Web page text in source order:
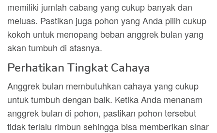
memiliki jumlah cabang yang cukup banyak dan
meluas. Pastikan juga pohon yang Anda pilih cukup
kokoh untuk menopang beban anggrek bulan yang
akan tumbuh di atasnya.
Perhatikan Tingkat Cahaya
Anggrek bulan membutuhkan cahaya yang cukup
untuk tumbuh dengan baik. Ketika Anda menanam
anggrek bulan di pohon, pastikan pohon tersebut
tidak terlalu rimbun sehingga bisa memberikan sinar